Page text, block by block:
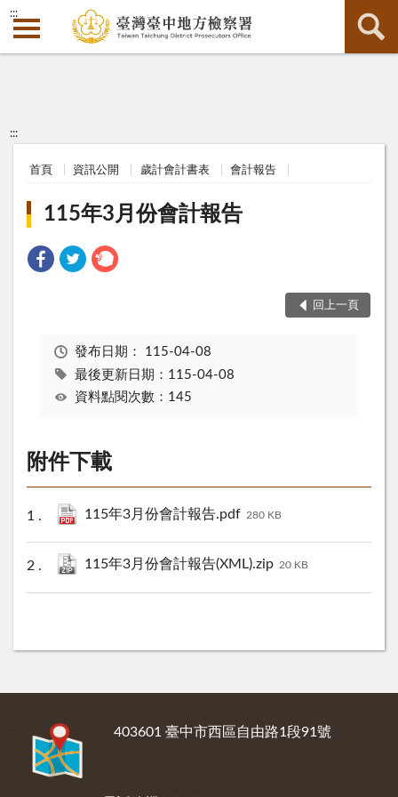
:::
:::
首頁 資訊公開 歲計會計書表 會計報告
115年3月份會計報告
回上一頁
發布日期： 115-04-08
最後更新日期：115-04-08
資料點閱次數：145
附件下載
115年3月份會計報告.pdf 280 KB
115年3月份會計報告(XML).zip 20 KB
403601 臺中市西區自由路1段91號